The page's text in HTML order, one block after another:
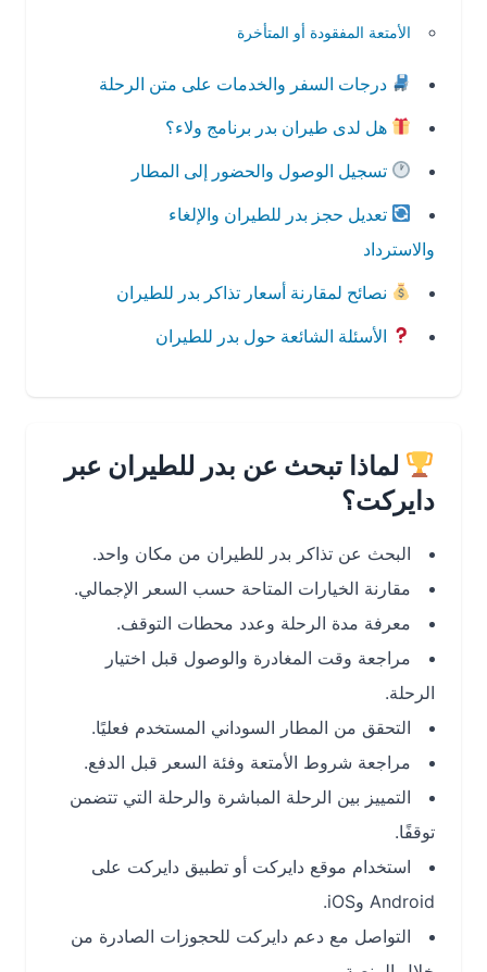
الأمتعة المفقودة أو المتأخرة
درجات السفر والخدمات على متن الرحلة
هل لدى طيران بدر برنامج ولاء؟
تسجيل الوصول والحضور إلى المطار
تعديل حجز بدر للطيران والإلغاء
والاسترداد
نصائح لمقارنة أسعار تذاكر بدر للطيران
الأسئلة الشائعة حول بدر للطيران
لماذا تبحث عن بدر للطيران عبر
دايركت؟
البحث عن تذاكر بدر للطيران من مكان واحد.
مقارنة الخيارات المتاحة حسب السعر الإجمالي.
معرفة مدة الرحلة وعدد محطات التوقف.
مراجعة وقت المغادرة والوصول قبل اختيار
الرحلة.
التحقق من المطار السوداني المستخدم فعليًا.
مراجعة شروط الأمتعة وفئة السعر قبل الدفع.
التمييز بين الرحلة المباشرة والرحلة التي تتضمن
استخدام موقع دايركت أو تطبيق دايركت على
Android وiOS.
التواصل مع دعم دايركت للحجوزات الصادرة من